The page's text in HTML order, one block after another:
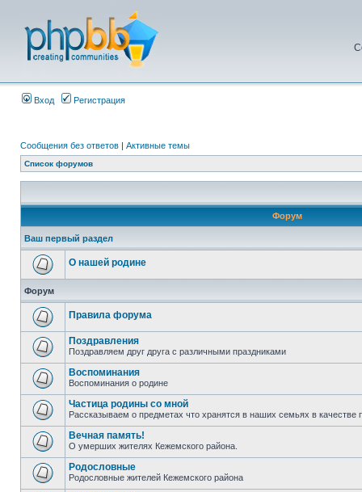
Вход Регистрация
Сообщения без ответов | Активные темы
Список форумов
Форум
Ваш первый раздел
О нашей родине
Форум
Правила форума
Поздравления
Поздравляем друг друга с различными праздниками
Воспоминания
Воспоминания о родине
Частица родины со мной
Рассказываем о предметах что хранятся в наших семьях в
Вечная память!
О умерших жителях Кежемского района.
Родословные
Родословные жителей Кежемского района